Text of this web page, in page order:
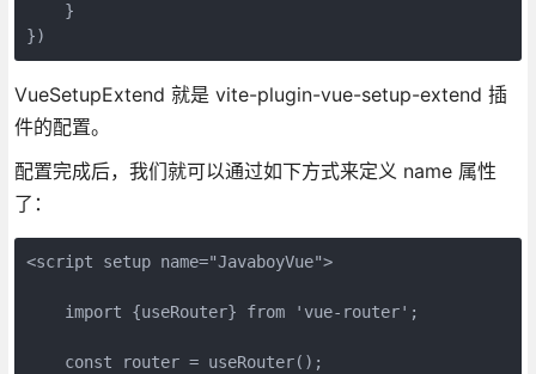
    }
})
VueSetupExtend 就是 vite-plugin-vue-setup-extend 插
件的配置。
配置完成后，我们就可以通过如下方式来定义 name 属性
了：
<script setup name="JavaboyVue">
    import {useRouter} from 'vue-router';
    const router = useRouter();